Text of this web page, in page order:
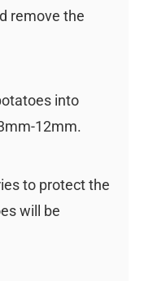
remove the
into
12mm.
to protect the
will be